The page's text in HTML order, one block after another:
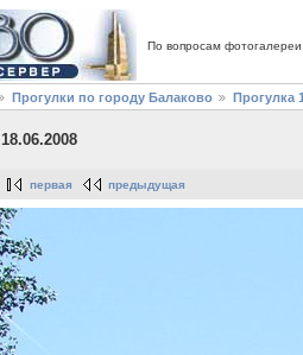
По вопросам
Прогулки по городу Балаково Прогулка
18.06.2008
первая предыдущая